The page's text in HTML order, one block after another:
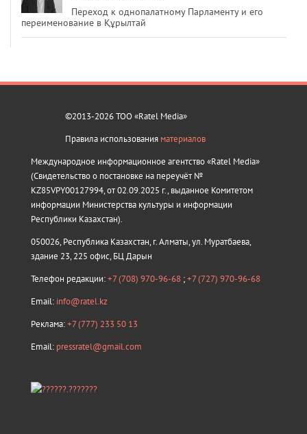
Переход к однопалатному Парламенту и его
переименование в Құрылтай
©2013-2026 ТОО «Ratel Media»
Правила использования материалов
Международное информационное агентство «Ratel Media»
(Свидетельство о постановке на переучёт №
KZ85VPY00127994, от 02.09.2025 г., выданное Комитетом
информации Министерства культуры и информации
Республики Казахстан).
050026, Республика Казахстан, г. Алматы, ул. Муратбаева,
здание 23, 225 офис, БЦ Дарын
Телефон редакции:+7 (708) 970-96-68 ;+7 (727) 970-96-68
Email: info@ratel.kz
Реклама:+7 (777) 233 50 13
Email: pressratel@gmail.com